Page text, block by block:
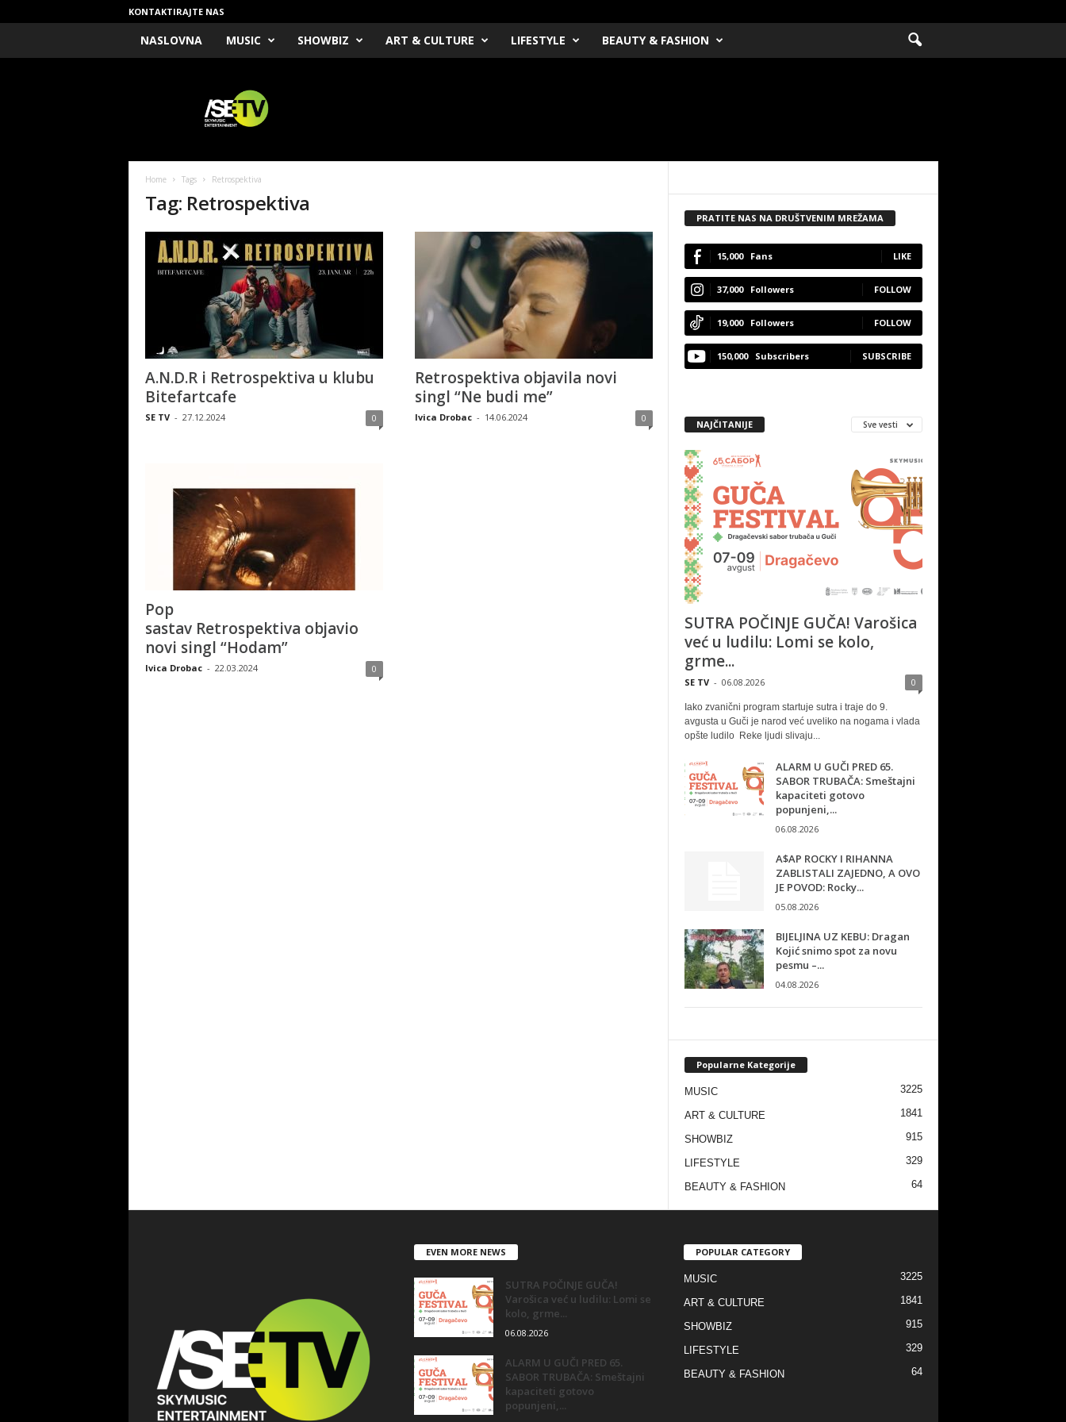
KONTAKTIRAJTE NAS
NASLOVNA MUSIC SHOWBIZ ART & CULTURE LIFESTYLE BEAUTY & FASHION
Home Tags Retrospektiva
Tag: Retrospektiva
A.N.D.R i Retrospektiva u klubu
Bitefartcafe
SE TV - 27.12.2024 0
Retrospektiva objavila novi
singl “Ne budi me”
Ivica Drobac - 14.06.2024 0
Pop
sastav Retrospektiva objavio
novi singl “Hodam”
Ivica Drobac - 22.03.2024 0
PRATITE NAS NA DRUŠTVENIM MREŽAMA
15,000 Fans LIKE
37,000 Followers FOLLOW
19,000 Followers FOLLOW
150,000 Subscribers SUBSCRIBE
NAJČITANIJE Sve vesti
SUTRA POČINJE GUČA! Varošica
već u ludilu: Lomi se kolo,
grme...
SE TV - 06.08.2026 0
Iako zvanični program startuje sutra i traje do 9.
avgusta u Guči je narod već uveliko na nogama i vlada
opšte ludilo Reke ljudi slivaju...
ALARM U GUČI PRED 65.
SABOR TRUBAČA: Smeštajni
kapaciteti gotovo
popunjeni,...
06.08.2026
A$AP ROCKY I RIHANNA
ZABLISTALI ZAJEDNO, A OVO
JE POVOD: Rocky...
05.08.2026
BIJELJINA UZ KEBU: Dragan
Kojić snimo spot za novu
pesmu –...
04.08.2026
Popularne Kategorije
MUSIC 3225
ART & CULTURE 1841
SHOWBIZ 915
LIFESTYLE 329
BEAUTY & FASHION 64
EVEN MORE NEWS
SUTRA POČINJE GUČA!
Varošica već u ludilu: Lomi se
kolo, grme...
06.08.2026
ALARM U GUČI PRED 65.
SABOR TRUBAČA: Smeštajni
kapaciteti gotovo
popunjeni,...
POPULAR CATEGORY
MUSIC 3225
ART & CULTURE 1841
SHOWBIZ 915
LIFESTYLE 329
BEAUTY & FASHION 64